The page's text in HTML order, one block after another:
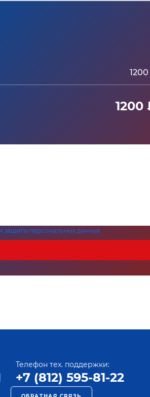
1200
защиты персональных данных
Телефон тех. поддержки:
+7 (812) 595-81-22